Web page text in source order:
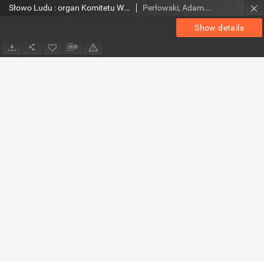
Show details
Słowo Ludu : organ Komitetu Wojewódzkiego Polskiej Zjednoczonej Partii Robotniczej, 1957, R.8, nr 156 Perłowski, Adam. Red.